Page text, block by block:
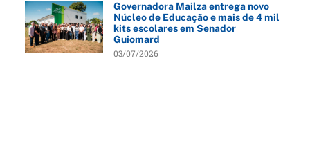
Governadora Mailza entrega novo
Núcleo de Educação e mais de 4 mil
kits escolares em Senador
Guiomard
03/07/2026